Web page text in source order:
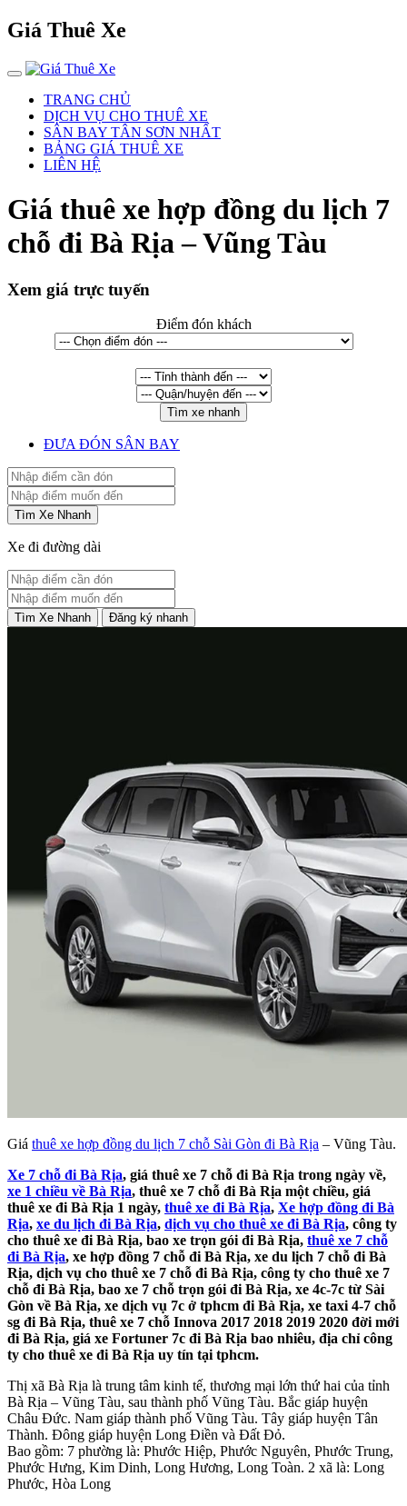
Giá Thuê Xe
TRANG CHỦ
DỊCH VỤ CHO THUÊ XE
SÂN BAY TÂN SƠN NHẤT
BẢNG GIÁ THUÊ XE
LIÊN HỆ
Giá thuê xe hợp đồng du lịch 7
chỗ đi Bà Rịa – Vũng Tàu
Xem giá trực tuyến
Điểm đón khách
Tìm xe nhanh
ĐƯA ĐÓN SÂN BAY
Tìm Xe Nhanh
Xe đi đường dài
Tìm Xe Nhanh Đăng ký nhanh
Giá thuê xe hợp đồng du lịch 7 chỗ Sài Gòn đi Bà Rịa – Vũng Tàu.
Xe 7 chỗ đi Bà Rịa, giá thuê xe 7 chỗ đi Bà Rịa trong ngày về,
xe 1 chiều về Bà Rịa, thuê xe 7 chỗ đi Bà Rịa một chiều, giá
thuê xe đi Bà Rịa 1 ngày, thuê xe đi Bà Rịa, Xe hợp đồng đi Bà
Rịa, xe du lịch đi Bà Rịa, dịch vụ cho thuê xe đi Bà Rịa, công ty
cho thuê xe đi Bà Rịa, bao xe trọn gói đi Bà Rịa, thuê xe 7 chỗ
đi Bà Rịa, xe hợp đồng 7 chỗ đi Bà Rịa, xe du lịch 7 chỗ đi Bà
Rịa, dịch vụ cho thuê xe 7 chỗ đi Bà Rịa, công ty cho thuê xe 7
chỗ đi Bà Rịa, bao xe 7 chỗ trọn gói đi Bà Rịa, xe 4c-7c từ Sài
Gòn về Bà Rịa, xe dịch vụ 7c ở tphcm đi Bà Rịa, xe taxi 4-7 chỗ
sg đi Bà Rịa, thuê xe 7 chỗ Innova 2017 2018 2019 2020 đời mới
đi Bà Rịa, giá xe Fortuner 7c đi Bà Rịa bao nhiêu, địa chỉ công
ty cho thuê xe đi Bà Rịa uy tín tại tphcm.
Thị xã Bà Rịa là trung tâm kinh tế, thương mại lớn thứ hai của tỉnh
Bà Rịa – Vũng Tàu, sau thành phố Vũng Tàu. Bắc giáp huyện
Châu Đức. Nam giáp thành phố Vũng Tàu. Tây giáp huyện Tân
Thành. Đông giáp huyện Long Điền và Đất Đỏ.
Bao gồm: 7 phường là: Phước Hiệp, Phước Nguyên, Phước Trung,
Phước Hưng, Kim Dinh, Long Hương, Long Toàn. 2 xã là: Long
Phước, Hòa Long